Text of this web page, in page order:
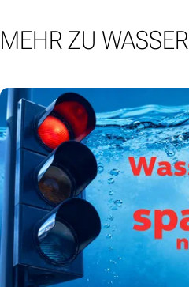
MEHR ZU WASSER